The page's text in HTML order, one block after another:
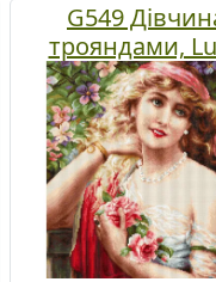
G549
трояндами,
гобелен